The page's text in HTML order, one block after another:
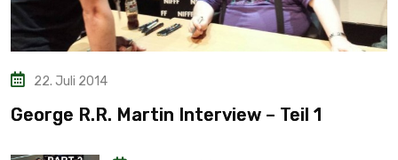
22. Juli 2014
George R.R. Martin Interview – Teil 1